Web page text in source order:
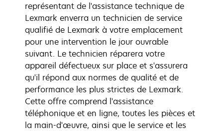
représentant de l'assistance technique de
Lexmark enverra un technicien de service
qualifié de Lexmark à votre emplacement
pour une intervention le jour ouvrable
suivant. Le technicien réparera votre
appareil défectueux sur place et s'assurera
qu'il répond aux normes de qualité et de
performance les plus strictes de Lexmark.
Cette offre comprend l'assistance
téléphonique et en ligne, toutes les pièces et
la main-d'œuvre, ainsi que le service et les